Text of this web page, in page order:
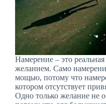
Намерение – это реальная
желанием. Само
мощью, потому что
котором отсутствует
Одно только желание не